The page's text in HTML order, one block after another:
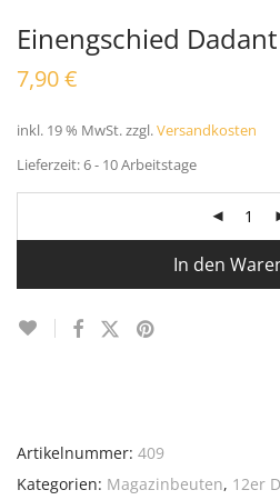
Einengschied Dadant
7,90€
inkl. 19 % MwSt.zzgl.Versandkosten
Lieferzeit:6 - 10 Arbeitstage
In den
Artikelnummer: 409
Kategorien: Magazinbeuten, 12er